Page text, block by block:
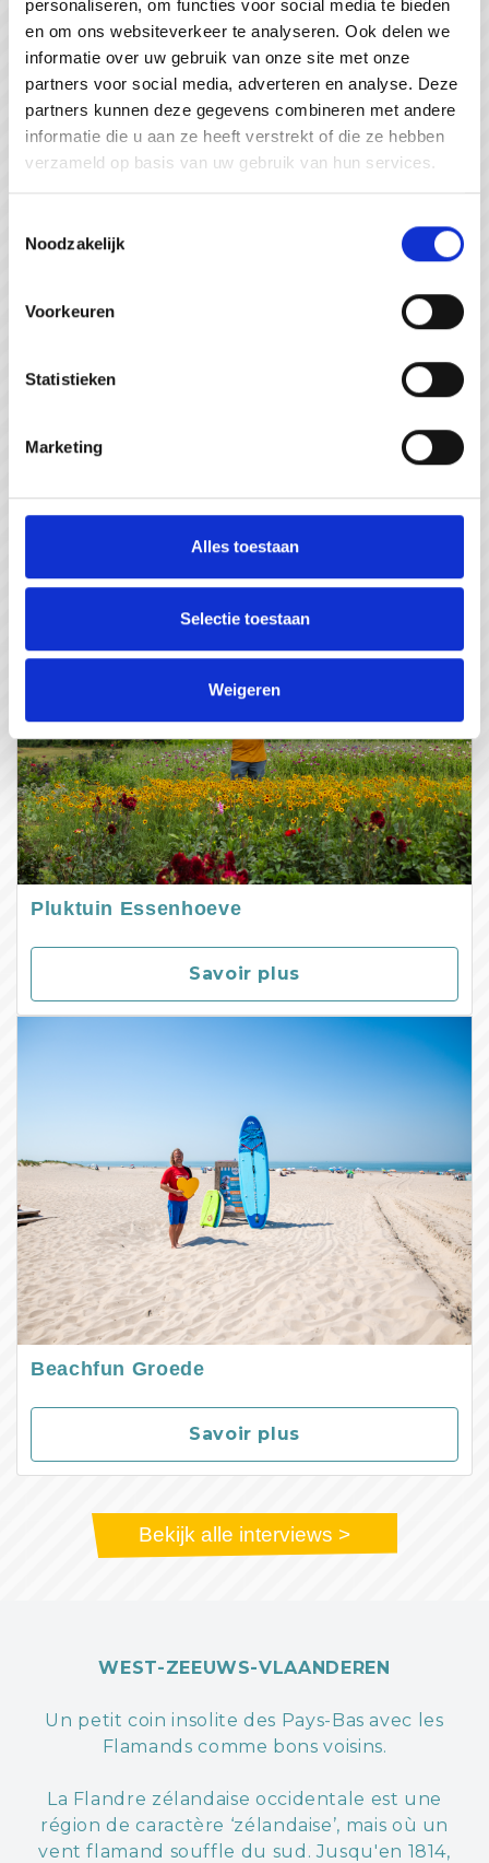
personaliseren, om functies voor social media te bieden
en om ons websiteverkeer te analyseren. Ook delen we
informatie over uw gebruik van onze site met onze
partners voor social media, adverteren en analyse. Deze
partners kunnen deze gegevens combineren met andere
informatie die u aan ze heeft verstrekt of die ze hebben
verzameld op basis van uw gebruik van hun services.
Noodzakelijk
Voorkeuren
Statistieken
Marketing
Alles toestaan
Selectie toestaan
Weigeren
#WeZienJeHierGraag
Strandpaviljoen de Piraat Cadzand
Savoir plus
Pluktuin Essenhoeve
Savoir plus
Beachfun Groede
Savoir plus
Bekijk alle interviews >
WEST-ZEEUWS-VLAANDEREN
Un petit coin insolite des Pays-Bas avec les
Flamands comme bons voisins.
La Flandre zélandaise occidentale est une
région de caractère ‘zélandaise’, mais où un
vent flamand souffle du sud. Jusqu'en 1814,